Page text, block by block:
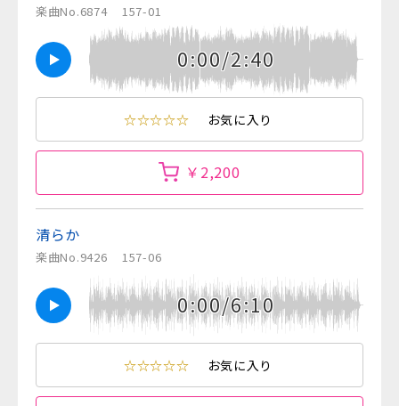
楽曲No.6874 157-01
0:00/2:40
☆☆☆☆☆ お気に入り
￥2,200
清らか
楽曲No.9426 157-06
0:00/6:10
☆☆☆☆☆ お気に入り